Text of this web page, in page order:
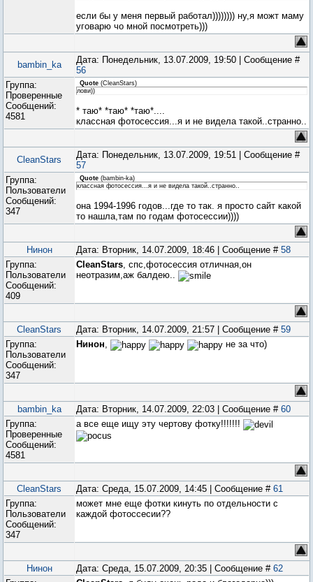
если бы у меня первый работал)))))))) ну,я можт маму
уговарю чо мной посмотреть)))
bambin_ka
Дата: Понедельник, 13.07.2009, 19:50 | Сообщение #
56
Группа:
Проверенные
Сообщений:
4581
Quote (CleanStars)
лови))
* таю* *таю* *таю*....
классная фотосессия...я и не видела такой..странно..
CleanStars
Дата: Понедельник, 13.07.2009, 19:51 | Сообщение #
57
Группа:
Пользователи
Сообщений:
347
Quote (bambin-ka)
классная фотосессия...я и не видела такой..странно..
она 1994-1996 годов...где то так. я просто сайт какой
то нашла,там по годам фотосессии))))
Нинон Дата: Вторник, 14.07.2009, 18:46 | Сообщение # 58
Группа:
Пользователи
Сообщений:
409
CleanStars, спс,фотосессия отличная,он
неотразим,аж балдею..
CleanStars Дата: Вторник, 14.07.2009, 21:57 | Сообщение # 59
Группа:
Пользователи
Сообщений:
347
Нинон, не за что)
bambin_ka Дата: Вторник, 14.07.2009, 22:03 | Сообщение # 60
Группа:
Проверенные
Сообщений:
4581
а все еще ищу эту чертову фотку!!!!!!!
CleanStars Дата: Среда, 15.07.2009, 14:45 | Сообщение # 61
Группа:
Пользователи
Сообщений:
347
может мне еще фотки кинуть по отдельности с
каждой фотоссесии??
Нинон Дата: Среда, 15.07.2009, 20:35 | Сообщение # 62